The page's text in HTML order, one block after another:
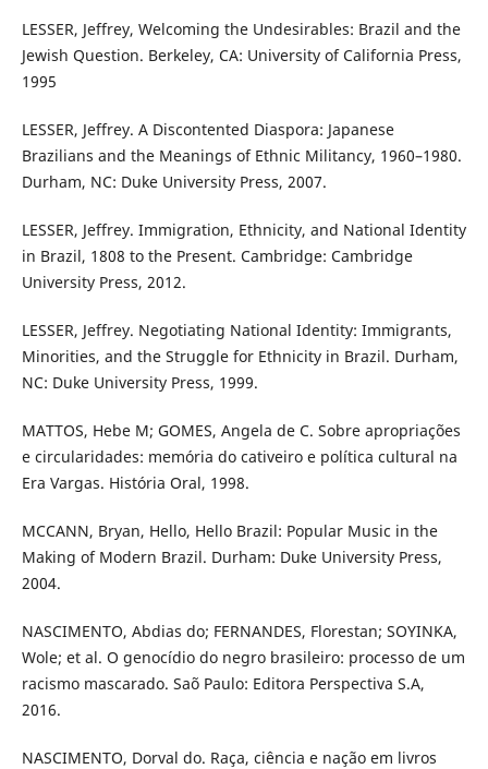
LESSER, Jeffrey, Welcoming the Undesirables: Brazil and the
Jewish Question. Berkeley, CA: University of California Press,
1995
LESSER, Jeffrey. A Discontented Diaspora: Japanese
Brazilians and the Meanings of Ethnic Militancy, 1960–1980.
Durham, NC: Duke University Press, 2007.
LESSER, Jeffrey. Immigration, Ethnicity, and National Identity
in Brazil, 1808 to the Present. Cambridge: Cambridge
University Press, 2012.
LESSER, Jeffrey. Negotiating National Identity: Immigrants,
Minorities, and the Struggle for Ethnicity in Brazil. Durham,
NC: Duke University Press, 1999.
MATTOS, Hebe M; GOMES, Angela de C. Sobre apropriações
e circularidades: memória do cativeiro e política cultural na
Era Vargas. História Oral, 1998.
MCCANN, Bryan, Hello, Hello Brazil: Popular Music in the
Making of Modern Brazil. Durham: Duke University Press,
2004.
NASCIMENTO, Abdias do; FERNANDES, Florestan; SOYINKA,
Wole; et al. O genocídio do negro brasileiro: processo de um
racismo mascarado. Saõ Paulo: Editora Perspectiva S.A,
2016.
NASCIMENTO, Dorval do. Raça, ciência e nação em livros